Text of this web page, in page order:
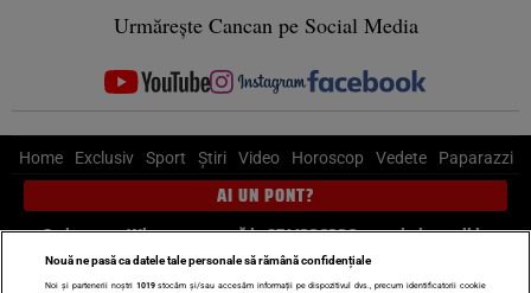
Urmărește Cancan pe Social Media
Home Exclusiv Sport Știri Video Horoscop Vedete Paparazzi
AI UN PONT?
Scrie-ne pe Whatsapp, sună la 0741226226 sau trimite mail la
pont@cancan.ro
Nouă ne pasă ca datele tale personale să rămână confidențiale
Noi și partenerii noștri 1019stocăm și/sau accesăm informații pe dispozitivul dvs., precum identificatorii cookie